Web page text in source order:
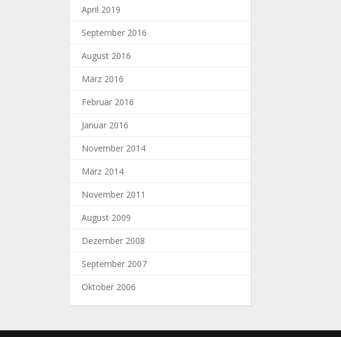
April 2019
September 2016
August 2016
März 2016
Februar 2016
Januar 2016
November 2014
März 2014
November 2011
August 2009
Dezember 2008
September 2007
Oktober 2006